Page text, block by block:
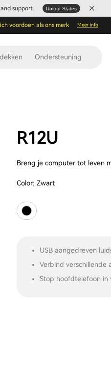
support. United States
voordoen als ons merk Meer info
Ondersteuning
R12U
Breng je computer tot leven
Color:Zwart
USB aangedreven
Verbind verschillende
Stop hoofdtelefoon in